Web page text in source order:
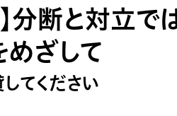
分断と対立で
ざして
てください